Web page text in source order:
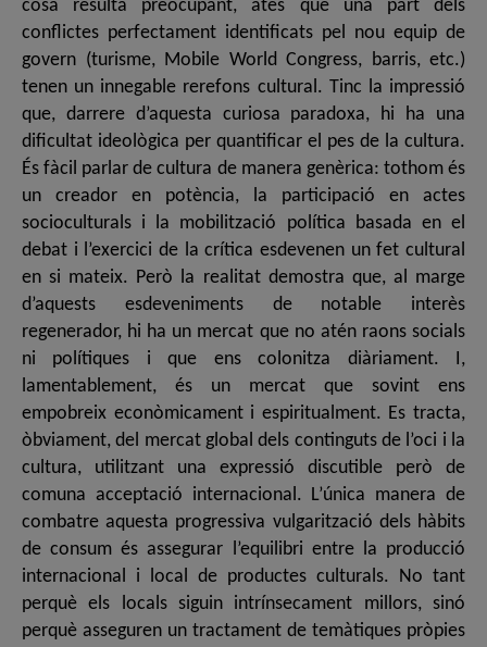
cosa resulta preocupant, atès que una part dels
conflictes perfectament identificats pel nou equip de
govern (turisme, Mobile World Congress, barris, etc.)
tenen un innegable rerefons cultural. Tinc la impressió
que, darrere d’aquesta curiosa paradoxa, hi ha una
dificultat ideològica per quantificar el pes de la cultura.
És fàcil parlar de cultura de manera genèrica: tothom és
un creador en potència, la participació en actes
socioculturals i la mobilització política basada en el
debat i l’exercici de la crítica esdevenen un fet cultural
en si mateix. Però la realitat demostra que, al marge
d’aquests esdeveniments de notable interès
regenerador, hi ha un mercat que no atén raons socials
ni polítiques i que ens colonitza diàriament. I,
lamentablement, és un mercat que sovint ens
empobreix econòmicament i espiritualment. Es tracta,
òbviament, del mercat global dels continguts de l’oci i la
cultura, utilitzant una expressió discutible però de
comuna acceptació internacional. L’única manera de
combatre aquesta progressiva vulgarització dels hàbits
de consum és assegurar l’equilibri entre la producció
internacional i local de productes culturals. No tant
perquè els locals siguin intrínsecament millors, sinó
perquè asseguren un tractament de temàtiques pròpies